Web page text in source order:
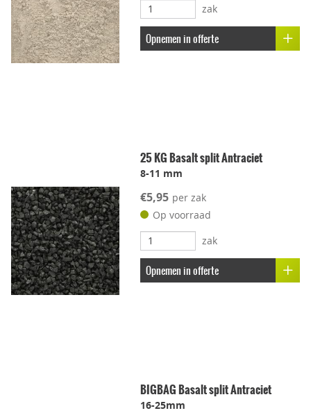
zak
Opnemen in offerte
25 KG Basalt split Antraciet
8-11 mm
€5,95 per zak
Op voorraad
zak
Opnemen in offerte
BIGBAG Basalt split Antraciet
16-25mm